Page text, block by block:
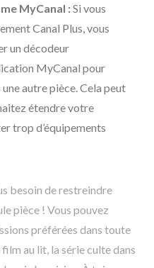
MyCanal :Si vous
Canal Plus, vous
un décodeur
MyCanal pour
autre pièce. Cela peut
étendre votre
trop d’équipements
besoin de restreindre
pièce ! Vous pouvez
préférées dans toute
au lit, la série culte dans